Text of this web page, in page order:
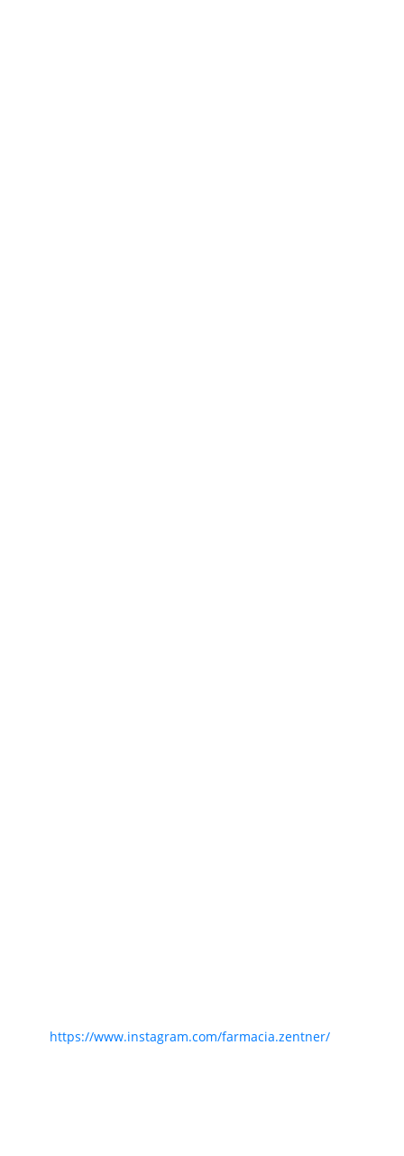
https://www.instagram.com/farmacia.zentner/